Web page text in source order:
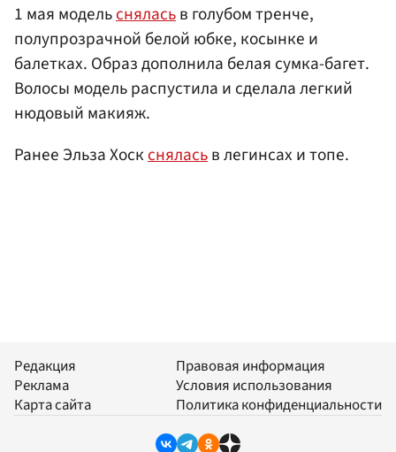
1 мая модельсняласьв голубом тренче,
полупрозрачной белой юбке, косынке и
балетках. Образ дополнила белая сумка-багет.
Волосы модель распустила и сделала легкий
нюдовый макияж.
Ранее Эльза Хосксняласьв легинсах и топе.
Редакция
Реклама
Карта сайта
Правовая информация
Условия использования
Политика конфиденциальности